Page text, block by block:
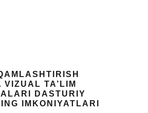
TA’LIM
DASTURIY
IMKONIYATLARI